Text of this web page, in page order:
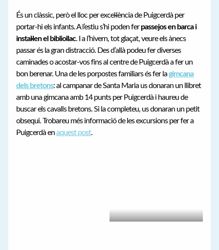
És un clàssic, però el lloc per excel·lència de Puigcerdà per
portar-hi els infants. A l’estiu s’hi poden ferpassejos en barca i
instal·len el bibliollac. I a l’hivern, tot glaçat, veure els ànecs
passar és la gran distracció. Des d’allà podeu fer diverses
caminades o acostar-vos fins al centre de Puigcerdà a fer un
bon berenar. Una de les porpostes familiars és fer la gimcana
dels bretons: al campanar de Santa Maria us donaran un llibret
amb una gimcana amb 14 punts per Puigcerdà i haureu de
buscar els cavalls bretons. Si la completeu, us donaran un petit
obsequi. Trobareu més informació de les excursions per fer a
Puigcerdà enaquest post.